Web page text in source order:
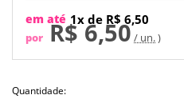
por R$ 6,50 / un.
em até 1x de R$ 6,50
Quantidade: